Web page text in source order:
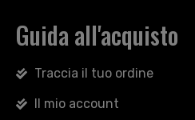
Guida all'acquisto
Traccia il tuo ordine
Il mio account